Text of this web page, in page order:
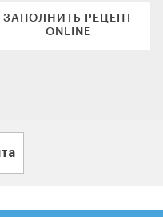
ЗАПОЛНИТЬ РЕЦЕПТ
ONLINE